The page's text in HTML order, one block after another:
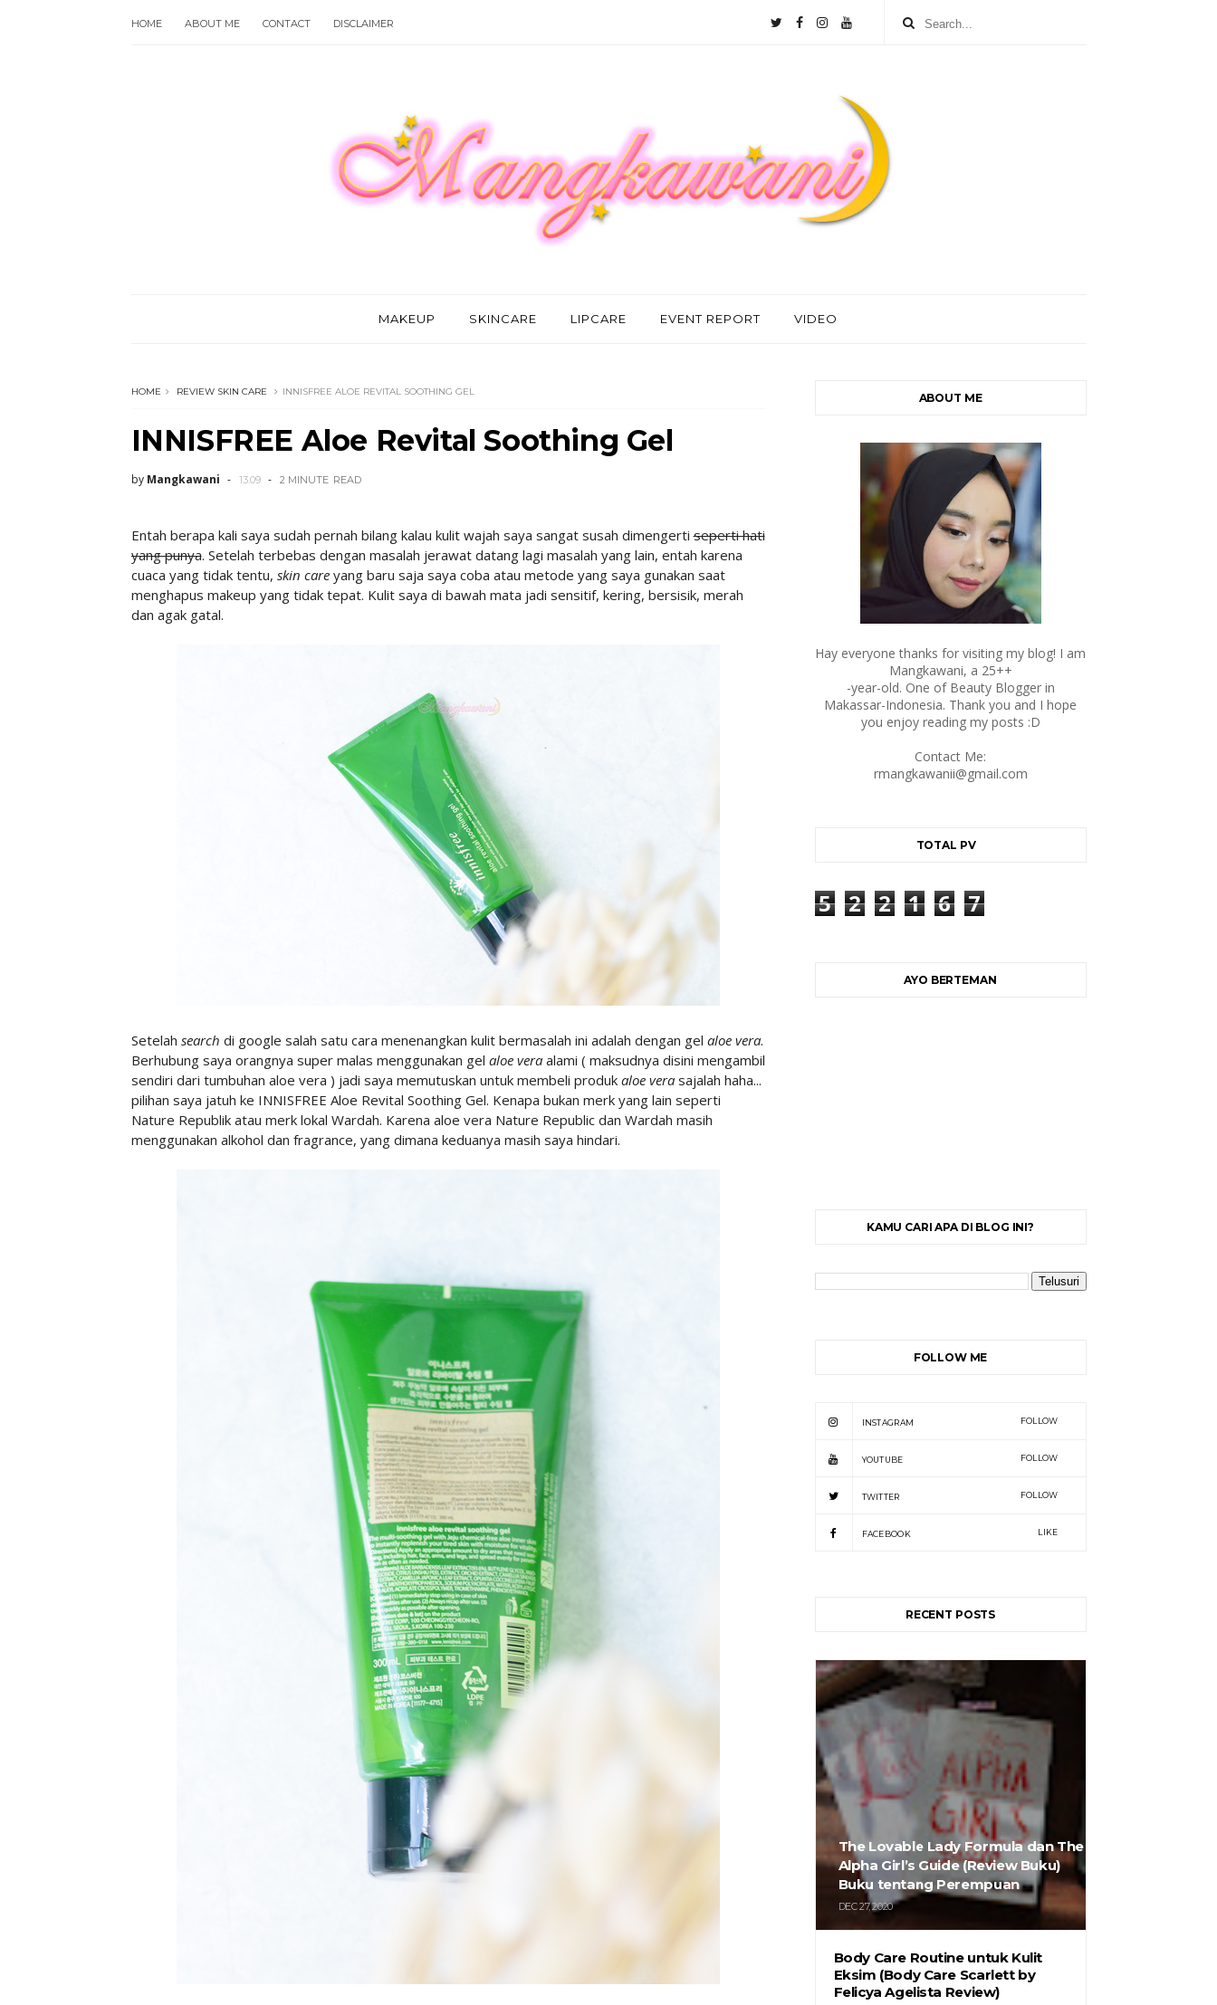
HOME ABOUT ME CONTACT DISCLAIMER
MAKEUP SKINCARE LIPCARE EVENT REPORT VIDEO
HOME REVIEW SKIN CARE INNISFREE ALOE REVITAL SOOTHING GEL
INNISFREE Aloe Revital Soothing Gel
by Mangkawani 13.09 2 MINUTE READ
Entah berapa kali saya sudah pernah bilang kalau kulit wajah saya sangat susah dimengertiseperti hati
yang punya. Setelah terbebas dengan masalah jerawat datang lagi masalah yang lain, entah karena
cuaca yang tidak tentu, skin care yang baru saja saya coba atau metode yang saya gunakan saat
menghapus makeup yang tidak tepat. Kulit saya di bawah mata jadi sensitif, kering, bersisik, merah
dan agak gatal.
Setelah search di google salah satu cara menenangkan kulit bermasalah ini adalah dengan gel aloe vera.
Berhubung saya orangnya super malas menggunakan gel aloe veraalami ( maksudnya disini mengambil
sendiri dari tumbuhan aloe vera ) jadi saya memutuskan untuk membeli produk aloe vera sajalah haha...
pilihan saya jatuh ke INNISFREE Aloe Revital Soothing Gel. Kenapa bukan merk yang lain seperti
Nature Republik atau merk lokal Wardah. Karena aloe vera Nature Republic dan Wardah masih
menggunakan alkohol dan fragrance, yang dimana keduanya masih saya hindari.
ABOUT ME
Hay everyone thanks for visiting my blog! I am
Mangkawani, a 25++
-year-old. One of Beauty Blogger in
Makassar-Indonesia. Thank you and I hope
you enjoy reading my posts :D
Contact Me:
rmangkawanii@gmail.com
TOTAL PV
5 2 2 1 6 7
AYO BERTEMAN
KAMU CARI APA DI BLOG INI?
FOLLOW ME
INSTAGRAM FOLLOW
YOUTUBE FOLLOW
TWITTER FOLLOW
FACEBOOK LIKE
RECENT POSTS
The Lovable Lady Formula dan The
Alpha Girl’s Guide (Review Buku)
Buku tentang Perempuan
DEC 27, 2020
Body Care Routine untuk Kulit
Eksim (Body Care Scarlett by
Felicya Agelista Review)